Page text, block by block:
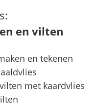
en vilten
en tekenen
met kaardvlies